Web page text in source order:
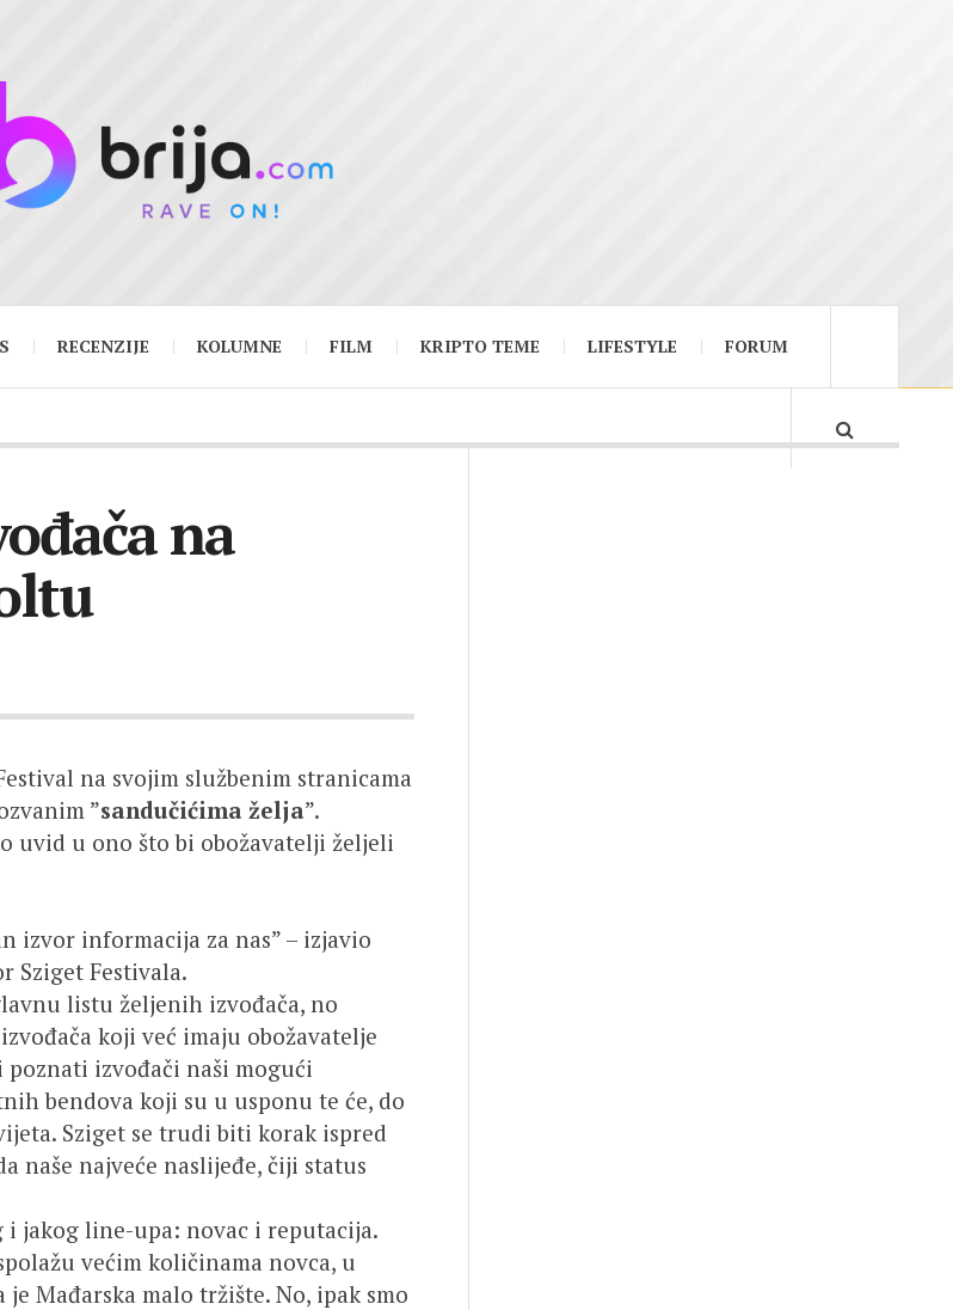
RECENZIJE KOLUMNE FILM KRIPTO TEME LIFESTYLE FORUM
na
na svojim službenim stranicama
”sandučićima želja”.
uvid u ono što bi obožavatelji željeli
izvor informacija za nas” – izjavio
Sziget Festivala.
listu željenih izvođača, no
koji već imaju obožavatelje
poznati izvođači naši mogući
bendova koji su u usponu te će, do
Sziget se trudi biti korak ispred
naše najveće naslijeđe, čiji status
jakog line-upa: novac i reputacija.
većim količinama novca, u
Mađarska malo tržište. No, ipak smo